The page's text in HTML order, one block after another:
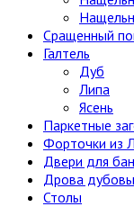
Сращенный
Галтель
Дуб
Липа
Ясень
Паркетные
Форточки из
Двери для
Дрова
Столы